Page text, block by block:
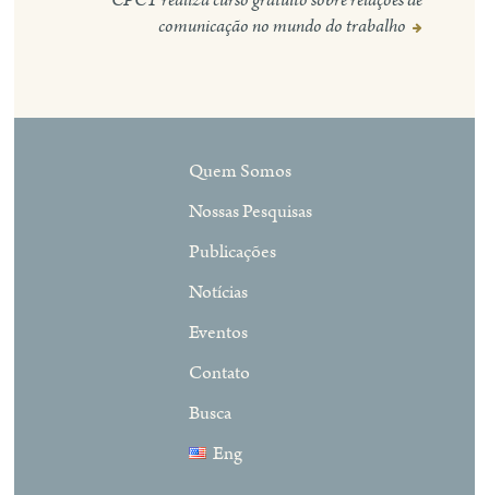
Post
comunicação no mundo do trabalho
Quem Somos
Nossas Pesquisas
Publicações
Notícias
Eventos
Contato
Busca
Eng